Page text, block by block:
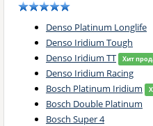
Denso Platinum Longlife
Denso Iridium Tough
Denso Iridium TT
Хит
Denso Iridium Racing
Bosch Platinum Iridium
Bosch Double Platinum
Bosch Super 4